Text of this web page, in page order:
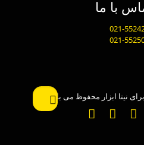
با ما
021-
021-
نیتا ابزار محفوظ می باشد